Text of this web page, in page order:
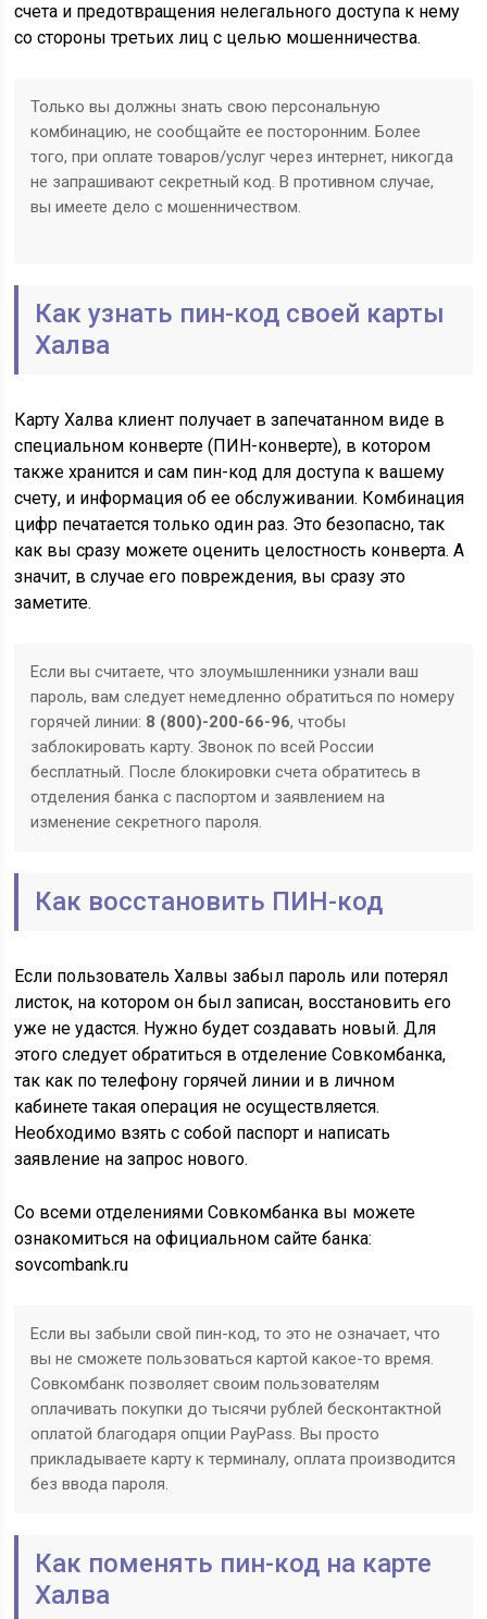
счета и предотвращения нелегального доступа к нему
со стороны третьих лиц с целью мошенничества.
Только вы должны знать свою персональную
комбинацию, не сообщайте ее посторонним. Более
того, при оплате товаров/услуг через интернет, никогда
не запрашивают секретный код. В противном случае,
вы имеете дело с мошенничеством.
Как узнать пин-код своей карты
Халва
Карту Халва клиент получает в запечатанном виде в
специальном конверте (ПИН-конверте), в котором
также хранится и сам пин-код для доступа к вашему
счету, и информация об ее обслуживании. Комбинация
цифр печатается только один раз. Это безопасно, так
как вы сразу можете оценить целостность конверта. А
значит, в случае его повреждения, вы сразу это
заметите.
Если вы считаете, что злоумышленники узнали ваш
пароль, вам следует немедленно обратиться по номеру
горячей линии: 8 (800)-200-66-96, чтобы
заблокировать карту. Звонок по всей России
бесплатный. После блокировки счета обратитесь в
отделения банка с паспортом и заявлением на
изменение секретного пароля.
Как восстановить ПИН-код
Если пользователь Халвы забыл пароль или потерял
листок, на котором он был записан, восстановить его
уже не удастся. Нужно будет создавать новый. Для
этого следует обратиться в отделение Совкомбанка,
так как по телефону горячей линии и в личном
кабинете такая операция не осуществляется.
Необходимо взять с собой паспорт и написать
заявление на запрос нового.
Со всеми отделениями Совкомбанка вы можете
ознакомиться на официальном сайте банка:
sovcombank.ru
Если вы забыли свой пин-код, то это не означает, что
вы не сможете пользоваться картой какое-то время.
Совкомбанк позволяет своим пользователям
оплачивать покупки до тысячи рублей бесконтактной
оплатой благодаря опции PayPass. Вы просто
прикладываете карту к терминалу, оплата производится
без ввода пароля.
Как поменять пин-код на карте
Халва